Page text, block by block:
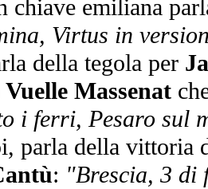
chiave emiliana
Virtus in
della tegola per
Vuelle Massenat
i ferri, Pesaro sul
parla della vittoria
: "Brescia, 3